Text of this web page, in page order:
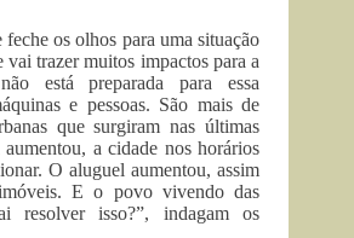
os olhos para uma situação
vai trazer muitos impactos para a
está preparada para essa
e pessoas. São mais de
que surgiram nas últimas
a cidade nos horários
O aluguel aumentou, assim
E o povo vivendo das
resolver isso?”, indagam os